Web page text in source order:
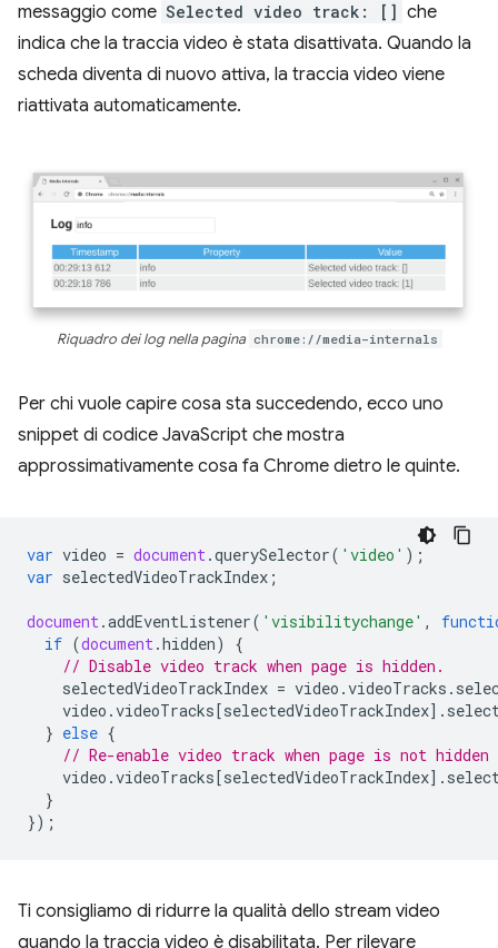
messaggio come Selected video track: [] che
indica che la traccia video è stata disattivata. Quando la
scheda diventa di nuovo attiva, la traccia video viene
riattivata automaticamente.
Riquadro dei log nella pagina chrome://media-internals
Per chi vuole capire cosa sta succedendo, ecco uno
snippet di codice JavaScript che mostra
approssimativamente cosa fa Chrome dietro le quinte.
var video = document.querySelector( 'video' );
var selectedVideoTrackIndex ;
document.addEventListener( 'visibilitychange' ,
if (document.hidden)
{
// Disable video track when page is hidden.
selectedVideoTrackIndex = video .videoTracks .
video .videoTracks[selectedVideoTrackIndex].
} else {
// Re-enable video track when page is not hidden
video .videoTracks[selectedVideoTrackIndex].
}
});
Ti consigliamo di ridurre la qualità dello stream video
quando la traccia video è disabilitata. Per rilevare